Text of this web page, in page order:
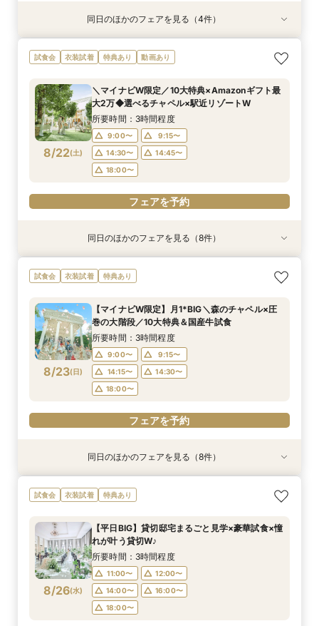
特典あり
8/21(金)
【初めての見学にオススメ】見積りまでしっかり
相談★全館見学
11:00〜
12:00〜
14:00〜
16:00〜
18:00〜
フェアを予約
8/21(金)
【遠方の方◎オンライン相談会】スマホで簡単！
豪華5大特典付き
11:00〜
13:00〜
14:00〜
16:00〜
18:00〜
フェアを予約
特典あり
8/21(金)
【10名～会食プラン】貸切邸宅で叶える少人数ウ
エディング相談会
11:00〜
12:00〜
14:00〜
16:00〜
18:00〜
フェアを予約
特典あり
8/21(金)
【フォト・ベビー服選べる特典有】安心マタニ
ティ相談会
11:00〜
12:00〜
14:00〜
16:00〜
18:00〜
フェアを予約
同日のほかのフェアを見る（4件）
試食会 衣装試着 特典あり 動画あり
8/22(土)
＼マイナビW限定／10大特典×Amazonギフト最
大2万◆選べるチャペル×駅近リゾートW
所要時間：3時間程度
9:00〜
9:15〜
14:30〜
14:45〜
18:00〜
フェアを予約
特典あり 動画あり
8/22 土)
＜初めての式場見学＞心躍る花嫁の第一歩♪ゆっ
たり相談＆見学会
9:00〜
9:15〜
14:30〜
14:45〜
18:00〜
フェアを予約
特典あり
8/22 土)
【特別婚】マタニティ婚＆パパママキッズ婚に◎
準備安心相談会*
9:00〜
9:15〜
14:30〜
14:45〜
18:00〜
フェアを予約
特典あり
8/22 土)
【料理重視の方◎】シェフ渾身コース試食＆おも
てなし料理特典
9:00〜
9:15〜
14:30〜
14:45〜
18:00〜
フェアを予約
8/22 土)
【60分クイックフェア】会場見学＆相談会*初見
学にも◎
9:00〜
9:15〜
14:30〜
14:45〜
18:00〜
フェアを予約
特典あり
8/22 土)
【全館OK】大切な”ペット”と過ごす挙式＆披露
宴フェア
9:00〜
9:15〜
14:30〜
14:45〜
18:00〜
フェアを予約
8/22 土)
【遠方の方◎オンライン相談会】スマホで簡単！
豪華5大特典付き
9:00〜
9:15〜
14:30〜
14:45〜
18:00〜
フェアを予約
特典あり
8/22 土)
【10名～会食プラン】貸切邸宅で叶える少人数ウ
エディング相談会
9:00〜
9:15〜
14:15〜
14:30〜
18:00〜
フェアを予約
特典あり
8/22 土)
【カメラマン指名可】テーマ設定で叶える充実の
フォト婚フェア
9:00〜
9:15〜
14:30〜
14:45〜
18:00〜
フェアを予約
同日のほかのフェアを見る（8件）
試食会 衣装試着 特典あり
8/23(日)
【マイナビW限定】月1*BIG＼森のチャペル×圧
巻の大階段／10大特典＆国産牛試食
所要時間：3時間程度
9:00〜
9:15〜
14:15〜
14:30〜
18:00〜
フェアを予約
特典あり 動画あり
8/23(日)
＜初めての式場見学＞心躍る花嫁の第一歩♪ゆっ
たり相談＆見学会
9:00〜
14:30〜
14:45〜
18:00〜
フェアを予約
特典あり
8/23(日)
【特別婚】マタニティ婚＆パパママキッズ婚に◎
準備安心相談会*
9:00〜
14:30〜
14:45〜
18:00〜
フェアを予約
特典あり
8/23(日)
【料理重視の方◎】シェフ渾身コース試食＆おも
てなし料理特典
9:00〜
14:30〜
14:45〜
18:00〜
フェアを予約
8/23(日)
【60分クイックフェア】会場見学＆相談会*初見
学にも◎
9:00〜
14:30〜
14:45〜
18:00〜
フェアを予約
特典あり
8/23(日)
【全館OK】大切な”ペット”と過ごす挙式＆披露
宴フェア
9:00〜
14:30〜
14:45〜
18:00〜
フェアを予約
8/23(日)
【遠方の方◎オンライン相談会】スマホで簡単！
豪華5大特典付き
9:00〜
14:30〜
14:45〜
18:00〜
フェアを予約
特典あり
8/23(日)
【10名～会食プラン】貸切邸宅で叶える少人数ウ
エディング相談会
9:00〜
14:15〜
14:30〜
18:00〜
フェアを予約
特典あり
8/23(日)
【カメラマン指名可】テーマ設定で叶える充実の
フォト婚フェア
9:00〜
14:30〜
14:45〜
18:00〜
フェアを予約
同日のほかのフェアを見る（8件）
試食会 衣装試着 特典あり
8/26(水)
【平日BIG】貸切邸宅まるごと見学×豪華試食×憧
れが叶う貸切W♪
所要時間：3時間程度
11:00〜
12:00〜
14:00〜
16:00〜
18:00〜